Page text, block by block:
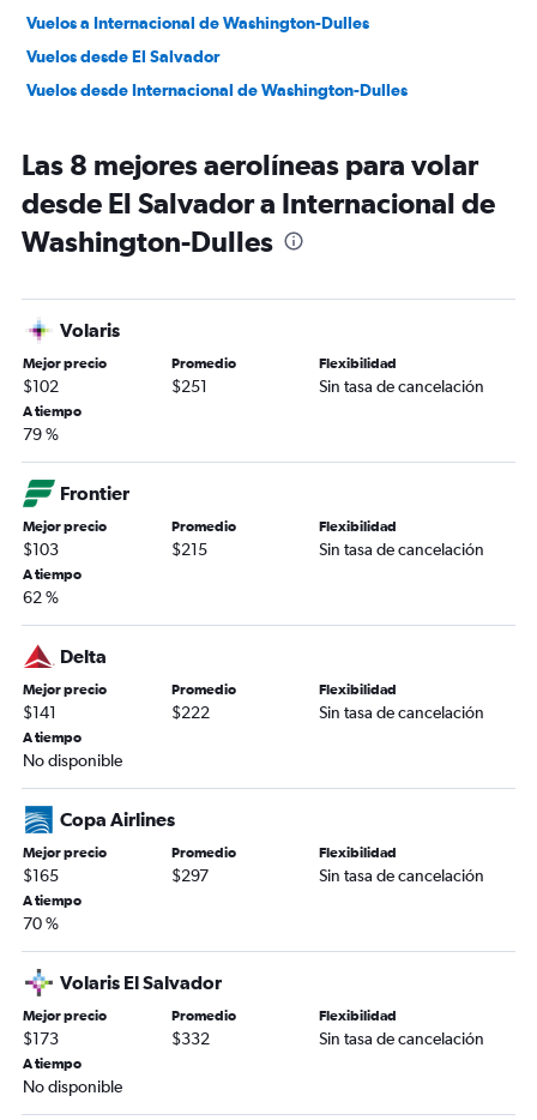
Vuelos a Internacional de Washington-Dulles
Vuelos desde El Salvador
Vuelos desde Internacional de Washington-Dulles
Las 8 mejores aerolíneas para volar
desde El Salvador a Internacional de
Washington-Dulles
Volaris
Mejor precio
$102
Promedio
$251
Flexibilidad
Sin tasa de cancelación
A tiempo
79 %
Frontier
Mejor precio
$103
Promedio
$215
Flexibilidad
Sin tasa de cancelación
A tiempo
62 %
Delta
Mejor precio
$141
Promedio
$222
Flexibilidad
Sin tasa de cancelación
A tiempo
No disponible
Copa Airlines
Mejor precio
$165
Promedio
$297
Flexibilidad
Sin tasa de cancelación
A tiempo
70 %
Volaris El Salvador
Mejor precio
$173
Promedio
$332
Flexibilidad
Sin tasa de cancelación
A tiempo
No disponible